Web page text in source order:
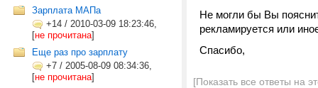
Зарплата МАПа
+14 / 2010-03-09 18:23:46,
[не прочитана]
Еще раз про зарплату
+7 / 2005-08-09 08:34:36,
[не прочитана]
Не могли бы Вы
рекламируется или
Спасибо,
[Показать все ответы на